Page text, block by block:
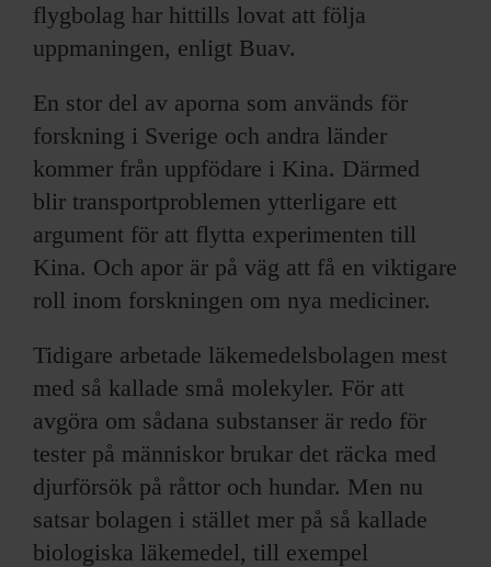
flygbolag har hittills lovat att följa
uppmaningen, enligt Buav.
En stor del av aporna som används för
forskning i Sverige och andra länder
kommer från uppfödare i Kina. Därmed
blir transportproblemen ytterligare ett
argument för att flytta experimenten till
Kina. Och apor är på väg att få en viktigare
roll inom forskningen om nya mediciner.
Tidigare arbetade läkemedelsbolagen mest
med så kallade små molekyler. För att
avgöra om sådana substanser är redo för
tester på människor brukar det räcka med
djurförsök på råttor och hundar. Men nu
satsar bolagen i stället mer på så kallade
biologiska läkemedel, till exempel